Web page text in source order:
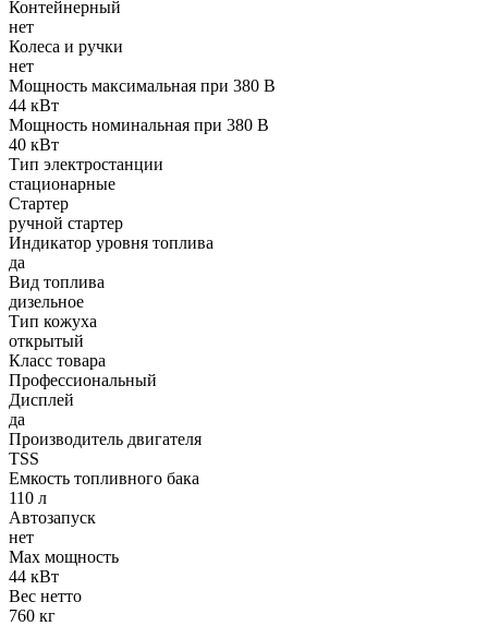
Контейнерный
нет
Колеса и ручки
нет
Мощность максимальная при 380 В
44 кВт
Мощность номинальная при 380 В
40 кВт
Тип электростанции
стационарные
Стартер
ручной стартер
Индикатор уровня топлива
да
Вид топлива
дизельное
Тип кожуха
открытый
Класс товара
Профессиональный
Дисплей
да
Производитель двигателя
TSS
Емкость топливного бака
110 л
Автозапуск
нет
Max мощность
44 кВт
Вес нетто
760 кг